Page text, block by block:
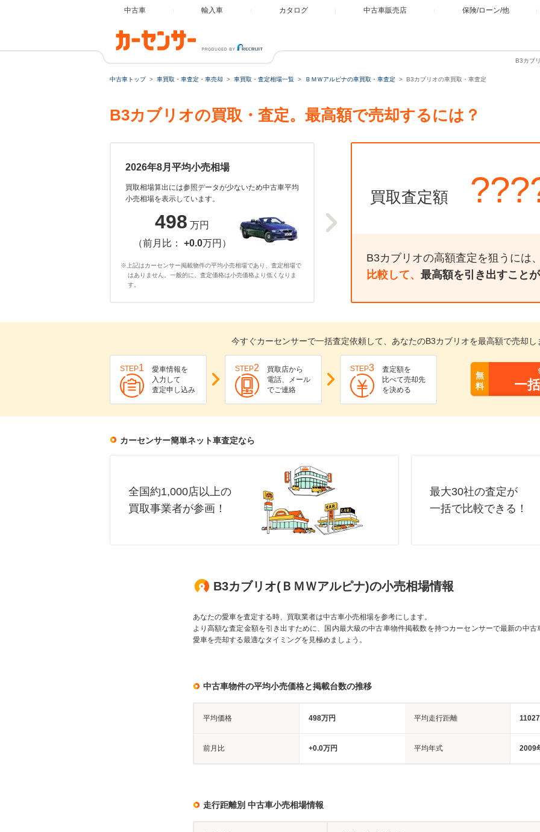
中古車 輸入車 カタログ 中古車販売店 保険/ローン/他
B3カブ
中古車トップ 車買取・車査定・車売却 車買取・査定相場一覧 ＢＭＷアルピナの車買取・車査定 B3カブリオの車買取・車査定
B3カブリオの買取・査定。最高額で売却するには？
2026年8月平均小売相場
買取相場算出には参照データが少ないため中古車平均
小売相場を表示しています。
498 万円
（前月比： +0.0万円）
※上記はカーセンサー掲載物件の平均小売相場であり、査定相場で
はありません。一般的に、査定価格は小売価格より低くなりま
す。
買取査定額
B3カブリオの高額査定を狙うには、
比較して、 最高額を引き出すことが
今すぐカーセンサーで一括査定依頼して、あなたのB3カブリオを最高額で売却し
STEP1
愛車情報を
入力して
査定申し込み
STEP2
買取店から
電話、メール
でご連絡
STEP3
査定額を
比べて売却先
を決める
無
料
一
カーセンサー簡単ネット車査定なら
全国約1,000店以上の
買取事業者が参画！
最大30社の査定が
一括で比較できる！
B3カブリオ(ＢＭＷアルピナ)の小売相場情報
あなたの愛車を査定する時、買取業者は中古車小売相場を参考にします。
より高額な査定金額を引き出すために、国内最大級の中古車物件掲載数を持つカーセンサーで最新の中古
愛車を売却する最適なタイミングを見極めましょう。
中古車物件の平均小売価格と掲載台数の推移
平均価格 498万円 平均走行距離
前月比 +0.0万円 平均年式 2009
走行距離別 中古車小売相場情報